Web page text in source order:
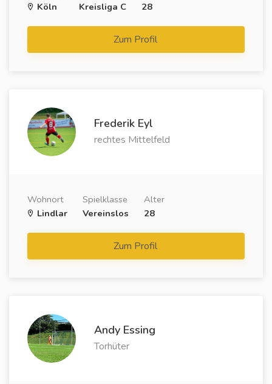
Köln
Kreisliga C
28
Zum Profil
Frederik Eyl
rechtes Mittelfeld
Wohnort
Lindlar
Spielklasse
Vereinslos
Alter
28
Zum Profil
Andy Essing
Torhüter